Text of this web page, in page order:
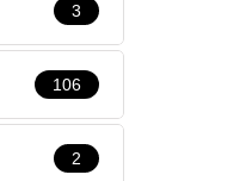
3
106
2